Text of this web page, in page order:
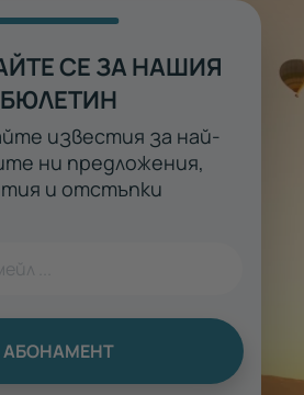
СЕ ЗА НАШИЯ
БЮЛЕТИН
известия за най-
ни предложения,
и отстъпки
АБОНАМЕНТ